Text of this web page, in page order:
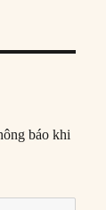
báo khi